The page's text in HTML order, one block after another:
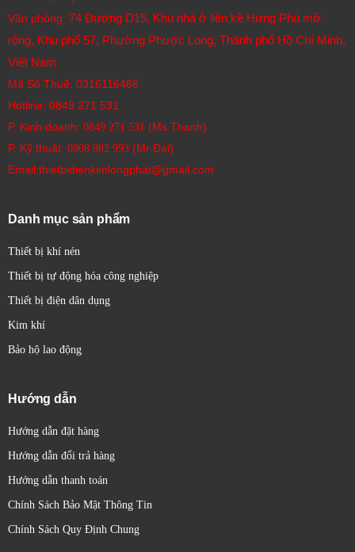
Văn phòng: 74 Đường D15, Khu nhà ở liền kề Hưng Phú mở
rộng, Khu phố 57, Phường Phước Long, Thành phố Hồ Chí Minh,
Việt Nam
Mã Số Thuế: 0316116466
Hotline: 0849 271 531
P. Kinh doanh: 0849 271 531 (Ms Thanh)
P. Kỹ thuật: 0908 982 993​ (Mr Đại)
Email:thietbidienkimlongphat@gmail.com
Danh mục sản phẩm
Thiết bị khí nén
Thiết bị tự động hóa công nghiệp
Thiết bị điện dân dụng
Kim khí
Bảo hộ lao động
Hướng dẫn
Hướng dẫn đặt hàng
Hướng dẫn đổi trả hàng
Hướng dẫn thanh toán
Chính Sách Bảo Mật Thông Tin
Chính Sách Quy Định Chung